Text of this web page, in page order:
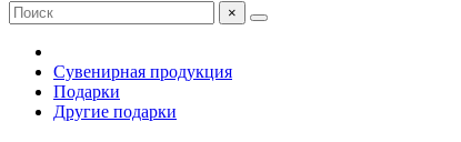
×
Сувенирная продукция
Подарки
Другие подарки